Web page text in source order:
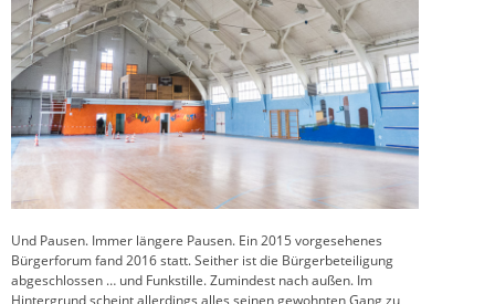
Und Pausen. Immer längere Pausen. Ein 2015 vorgesehenes
Bürgerforum fand 2016 statt. Seither ist die Bürgerbeteiligung
abgeschlossen … und Funkstille. Zumindest nach außen. Im